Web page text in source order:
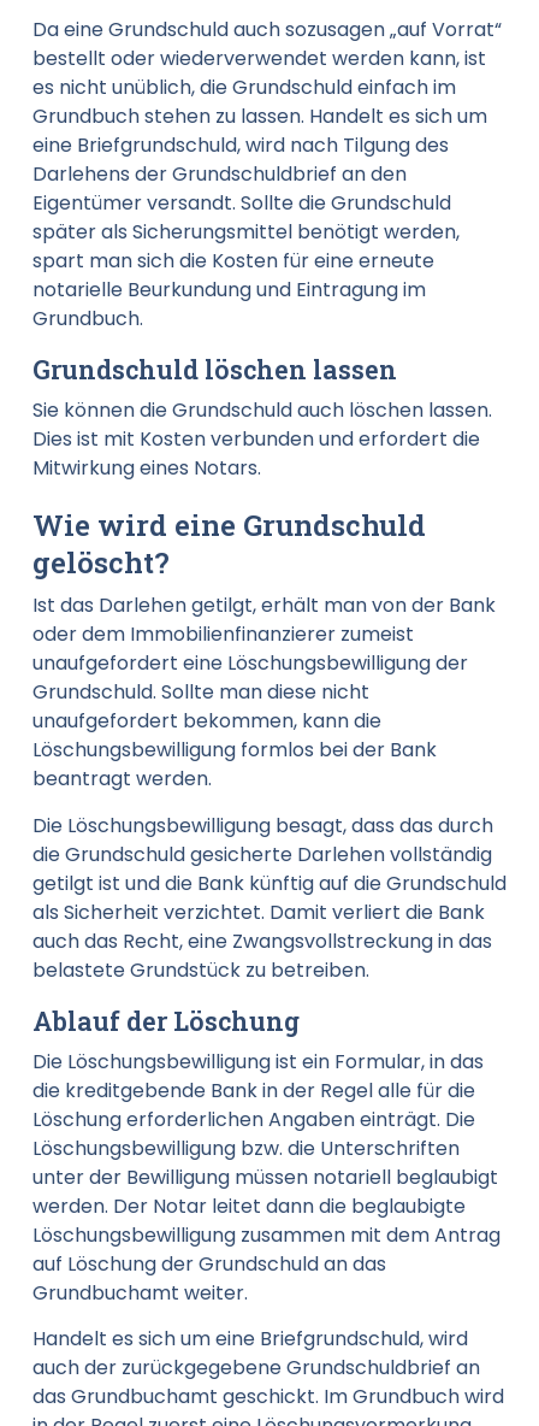
Da eine Grundschuld auch sozusagen „auf Vorrat“
bestellt oder wiederverwendet werden kann, ist
es nicht unüblich, die Grundschuld einfach im
Grundbuch stehen zu lassen. Handelt es sich um
eine Briefgrundschuld, wird nach Tilgung des
Darlehens der Grundschuldbrief an den
Eigentümer versandt. Sollte die Grundschuld
später als Sicherungsmittel benötigt werden,
spart man sich die Kosten für eine erneute
notarielle Beurkundung und Eintragung im
Grundbuch.
Grundschuld löschen lassen
Sie können die Grundschuld auch löschen lassen.
Dies ist mit Kosten verbunden und erfordert die
Mitwirkung eines Notars.
Wie wird eine Grundschuld
gelöscht?
Ist das Darlehen getilgt, erhält man von der Bank
oder dem Immobilienfinanzierer zumeist
unaufgefordert eine Löschungsbewilligung der
Grundschuld. Sollte man diese nicht
unaufgefordert bekommen, kann die
Löschungsbewilligung formlos bei der Bank
beantragt werden.
Die Löschungsbewilligung besagt, dass das durch
die Grundschuld gesicherte Darlehen vollständig
getilgt ist und die Bank künftig auf die Grundschuld
als Sicherheit verzichtet. Damit verliert die Bank
auch das Recht, eine Zwangsvollstreckung in das
belastete Grundstück zu betreiben.
Ablauf der Löschung
Die Löschungsbewilligung ist ein Formular, in das
die kreditgebende Bank in der Regel alle für die
Löschung erforderlichen Angaben einträgt. Die
Löschungsbewilligung bzw. die Unterschriften
unter der Bewilligung müssen notariell beglaubigt
werden. Der Notar leitet dann die beglaubigte
Löschungsbewilligung zusammen mit dem Antrag
auf Löschung der Grundschuld an das
Grundbuchamt weiter.
Handelt es sich um eine Briefgrundschuld, wird
auch der zurückgegebene Grundschuldbrief an
das Grundbuchamt geschickt. Im Grundbuch wird